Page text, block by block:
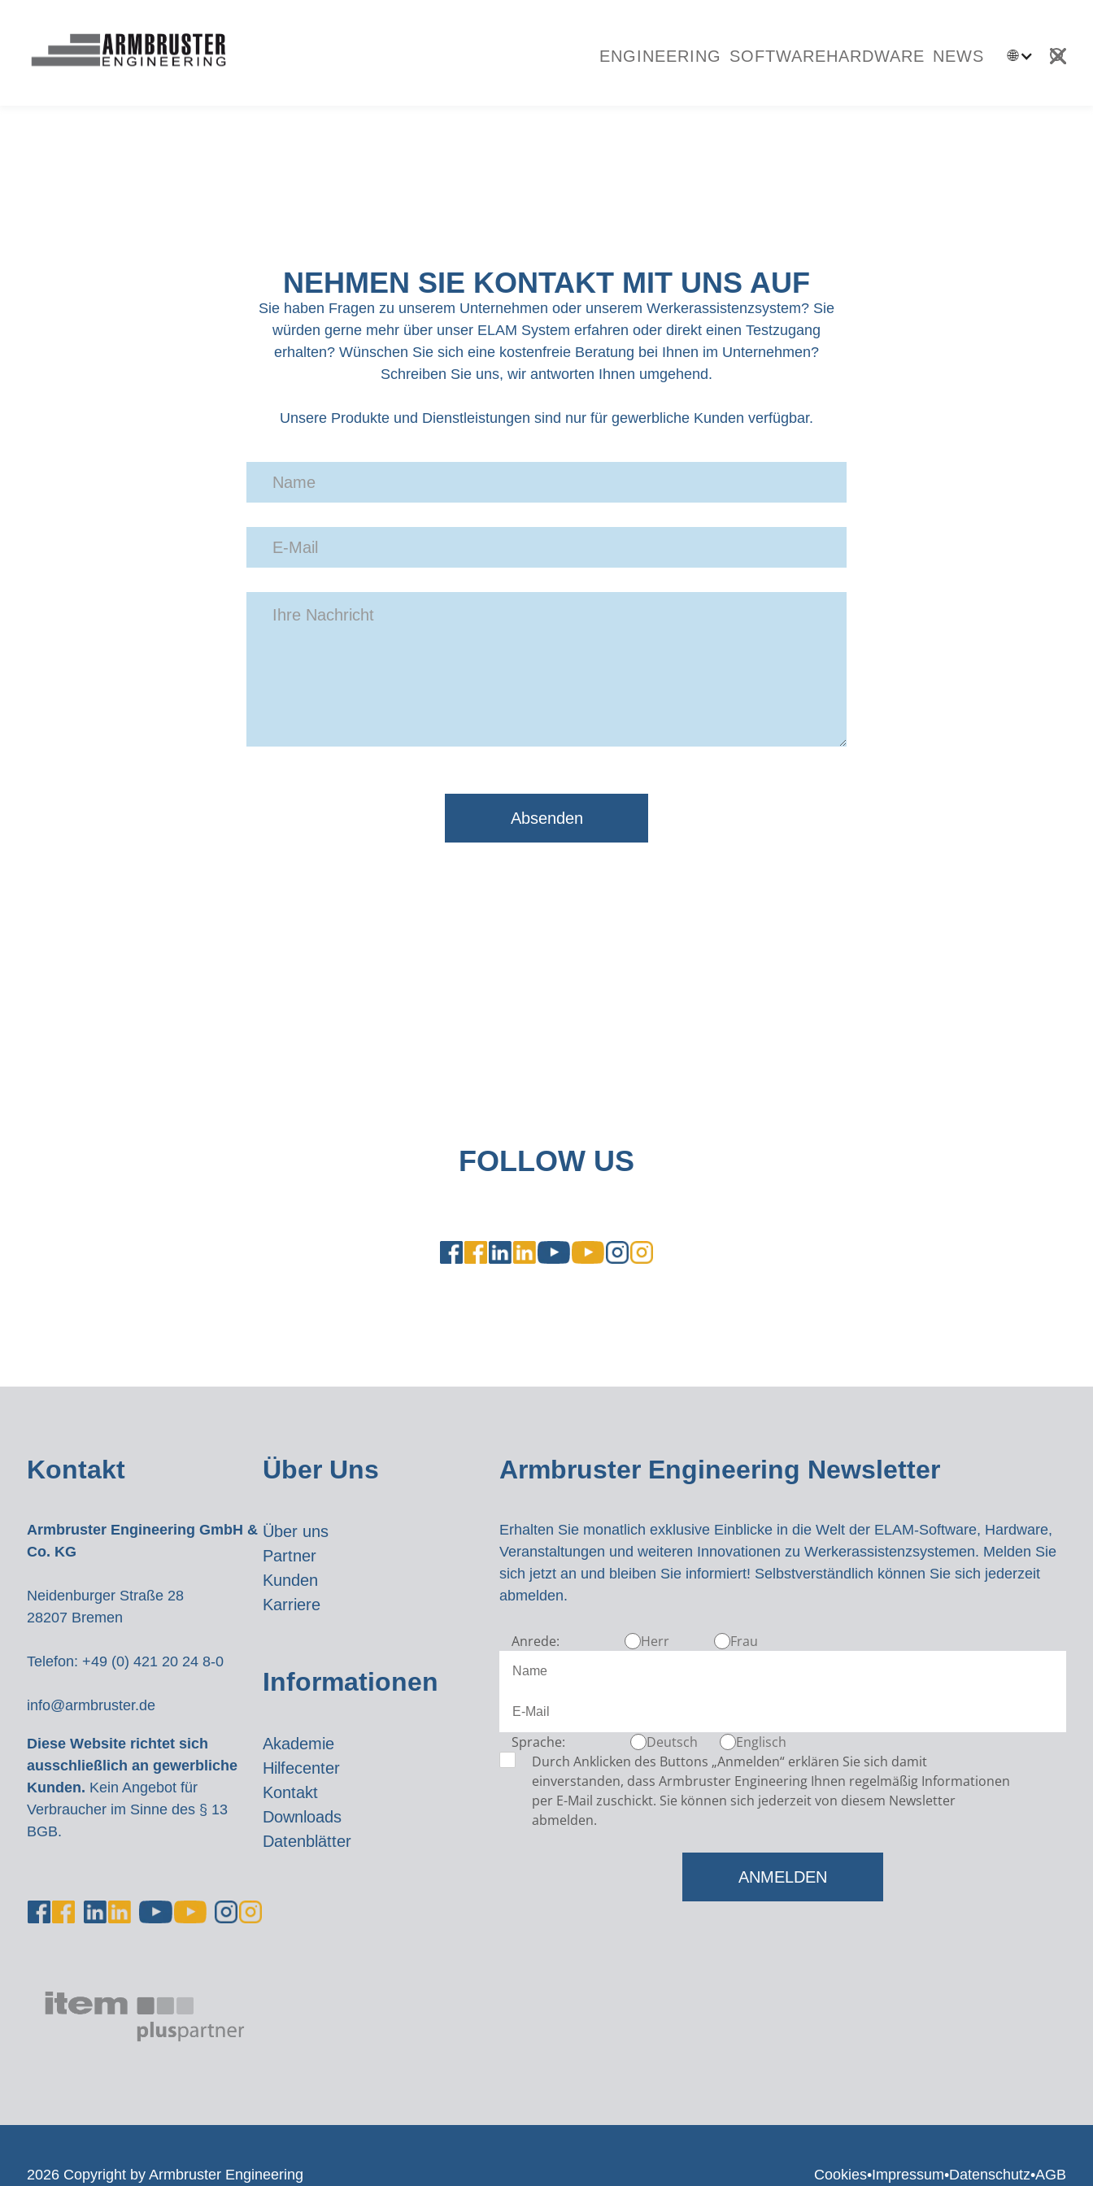
ENGINEERING SOFTWAREHARDWARE NEWS 🌐
NEHMEN SIE KONTAKT MIT UNS AUF
Sie haben Fragen zu unserem Unternehmen oder unserem Werkerassistenzsystem? Sie
würden gerne mehr über unser ELAM System erfahren oder direkt einen Testzugang
erhalten? Wünschen Sie sich eine kostenfreie Beratung bei Ihnen im Unternehmen?
Schreiben Sie uns, wir antworten Ihnen umgehend.
Unsere Produkte und Dienstleistungen sind nur für gewerbliche Kunden verfügbar.
FOLLOW US
Kontakt
Armbruster Engineering GmbH &
Co. KG
Neidenburger Straße 28
28207 Bremen
Telefon: +49 (0) 421 20 24 8-0
info@armbruster.de
Diese Website richtet sich
ausschließlich an gewerbliche
Kunden. Kein Angebot für
Verbraucher im Sinne des § 13
BGB.
Über Uns
Über uns
Partner
Kunden
Karriere
Informationen
Akademie
Hilfecenter
Kontakt
Downloads
Datenblätter
Armbruster Engineering Newsletter
Erhalten Sie monatlich exklusive Einblicke in die Welt der ELAM-Software, Hardware,
Veranstaltungen und weiteren Innovationen zu Werkerassistenzsystemen. Melden Sie
sich jetzt an und bleiben Sie informiert! Selbstverständlich können Sie sich jederzeit
abmelden.
Anrede: Herr Frau
Sprache: Deutsch
Englisch
Durch Anklicken des Buttons „Anmelden“ erklären Sie sich damit
einverstanden, dass Armbruster Engineering Ihnen regelmäßig Informationen
per E-Mail zuschickt. Sie können sich jederzeit von diesem Newsletter
abmelden.
2026 Copyright by Armbruster Engineering Cookies•Impressum•Datenschutz•AGB